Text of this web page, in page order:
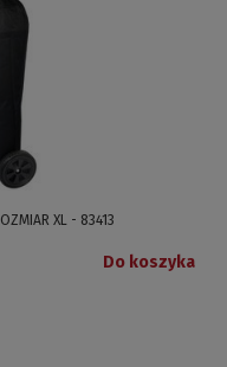
XL - 83413
Do koszyka